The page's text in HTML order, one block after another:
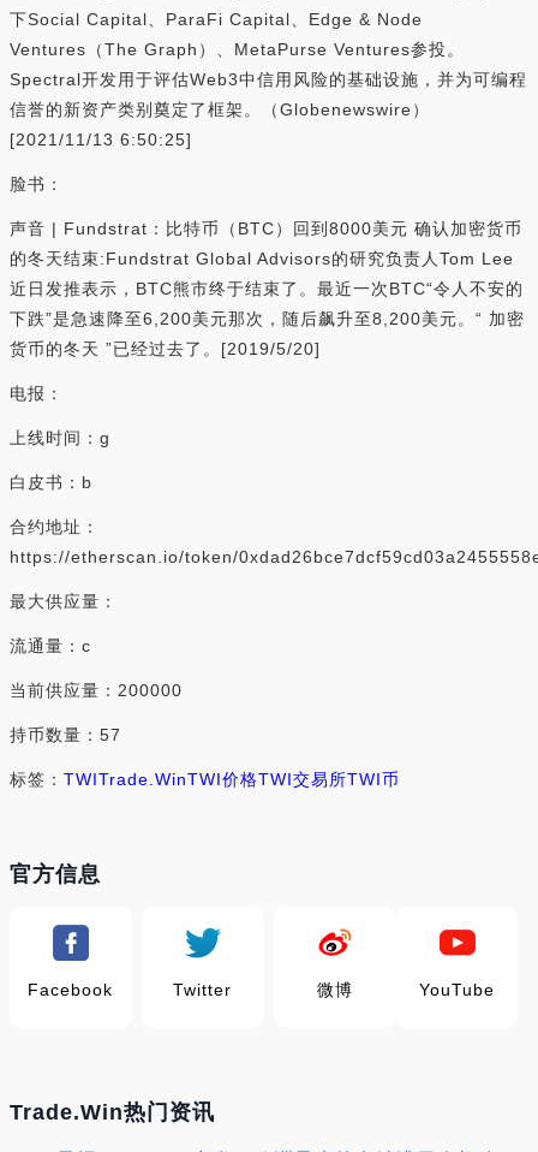
下Social Capital、ParaFi Capital、Edge & Node
Ventures（The Graph）、MetaPurse Ventures参投。
Spectral开发用于评估Web3中信用风险的基础设施，并为可编程
信誉的新资产类别奠定了框架。（Globenewswire）
[2021/11/13 6:50:25]
脸书：
声音 | Fundstrat：比特币（BTC）回到8000美元 确认加密货币
的冬天结束:Fundstrat Global Advisors的研究负责人Tom Lee
近日发推表示，BTC熊市终于结束了。最近一次BTC“令人不安的
下跌”是急速降至6,200美元那次，随后飙升至8,200美元。“ 加密
货币的冬天 ”已经过去了。[2019/5/20]
电报：
上线时间：g
白皮书：b
合约地址：
https://etherscan.io/token/
最大供应量：
流通量：c
当前供应量：200000
持币数量：57
标签： TWITrade.WinTWI价格TWI交易所TWI币
官方信息
Facebook Twitter 微博 YouTube
Trade.Win热门资讯